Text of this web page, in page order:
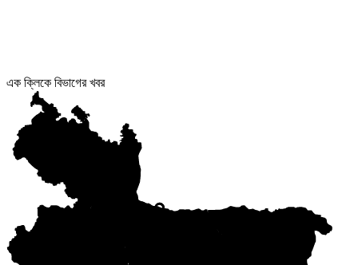
এক ক্লিকে বিভাগের খবর